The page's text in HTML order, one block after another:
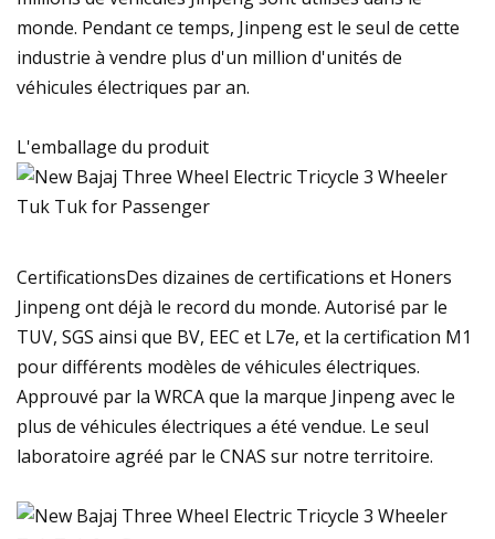
monde. Pendant ce temps, Jinpeng est le seul de cette
industrie à vendre plus d'un million d'unités de
véhicules électriques par an.
L'emballage du produit
CertificationsDes dizaines de certifications et Honers
Jinpeng ont déjà le record du monde. Autorisé par le
TUV, SGS ainsi que BV, EEC et L7e, et la certification M1
pour différents modèles de véhicules électriques.
Approuvé par la WRCA que la marque Jinpeng avec le
plus de véhicules électriques a été vendue. Le seul
laboratoire agréé par le CNAS sur notre territoire.